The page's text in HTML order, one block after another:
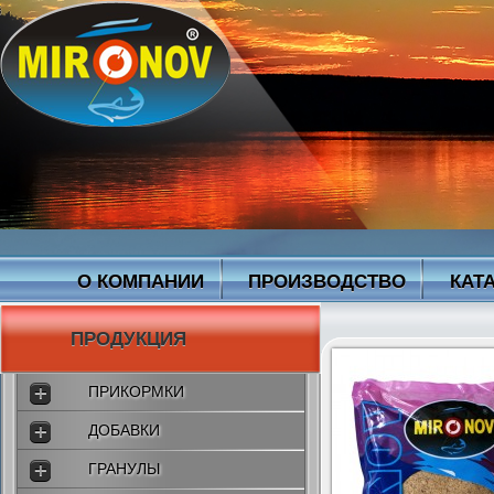
О КОМПАНИИ ПРОИЗВОДСТВО
ПРОДУКЦИЯ
ПРИКОРМКИ
ДОБАВКИ
ГРАНУЛЫ